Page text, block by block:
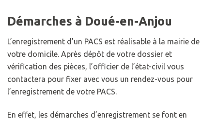
Démarches à Doué-en-Anjou
L’enregistrement d’un PACS est réalisable à la mairie de
votre domicile. Après dépôt de votre dossier et
vérification des pièces, l’officier de l’état-civil vous
contactera pour fixer avec vous un rendez-vous pour
l’enregistrement de votre PACS.
En effet, les démarches d’enregistrement se font en